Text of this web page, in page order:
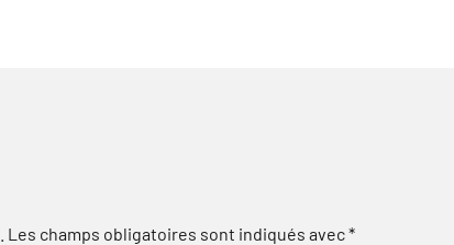
Les champs obligatoires sont indiqués avec*